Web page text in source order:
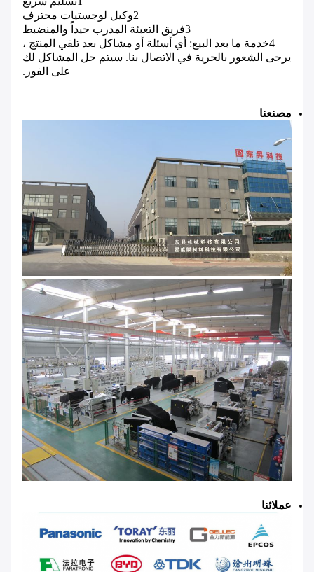
2وكيل لوجستيات محترف
3فريق التعبئة المدرب جيداً والمنضبط
4خدمة ما بعد البيع: أي أسئلة أو مشاكل بعد تلقي المنتج ،
يرجى الشعور بالحرية في الاتصال بنا. سيتم حل المشاكل لك
على الفور.
مصنعنا
عملائنا